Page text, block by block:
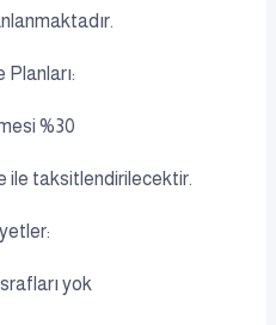
Planları:
%30
ile taksitlendirilecektir.
yok